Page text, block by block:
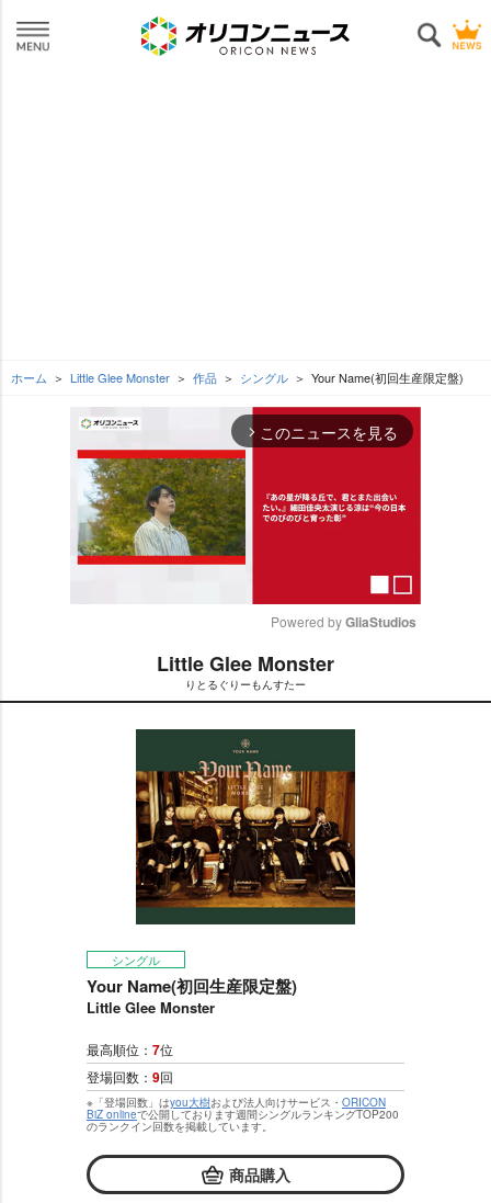
ホーム Little Glee Monster 作品 シングル Your Name(初回生産限定盤)
arrow_forward_ios このニュースを見る
t
e
Powered by GliaStudios
Little Glee Monster
りとるぐりーもんすたー
シングル
Your Name(初回生産限定盤)
Little Glee Monster
最高順位： 7位
登場回数： 9回
※「登場回数」はyou大樹および法人向けサービス・ ORICON
BiZ onlineで公開しております週間シングルランキングTOP200
のランクイン回数を掲載しています。
商品購入